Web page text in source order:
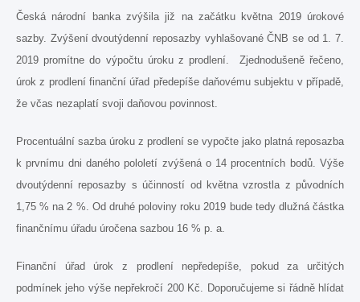
Česká národní banka zvýšila již na začátku května 2019 úrokové
sazby. Zvýšení dvoutýdenní reposazby vyhlašované ČNB se od 1. 7.
2019 promítne do výpočtu úroku z prodlení. Zjednodušeně řečeno,
úrok z prodlení finanční úřad předepíše daňovému subjektu v případě,
že včas nezaplatí svoji daňovou povinnost.
Procentuální sazba úroku z prodlení se vypočte jako platná reposazba
k prvnímu dni daného pololetí zvýšená o 14 procentních bodů. Výše
dvoutýdenní reposazby s účinností od května vzrostla z původních
1,75 % na 2 %. Od druhé poloviny roku 2019 bude tedy dlužná částka
finančnímu úřadu úročena sazbou 16 % p. a.
Finanční úřad úrok z prodlení nepředepíše, pokud za určitých
podmínek jeho výše nepřekročí 200 Kč. Doporučujeme si řádně hlídat